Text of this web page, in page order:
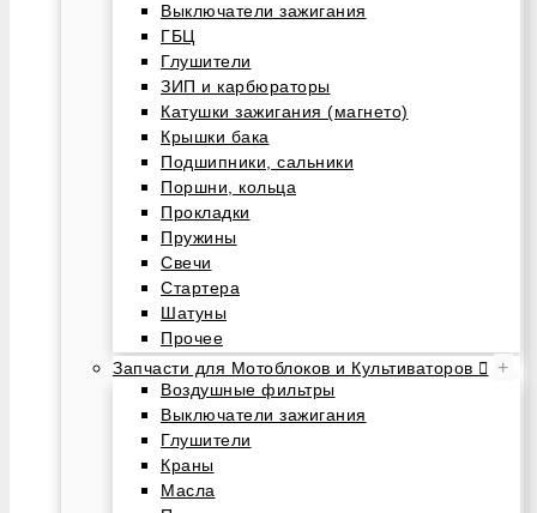
Выключатели зажигания
ГБЦ
Глушители
ЗИП и карбюраторы
Катушки зажигания (магнето)
Крышки бака
Подшипники, сальники
Поршни, кольца
Прокладки
Пружины
Свечи
Стартера
Шатуны
Прочее
Запчасти для Мотоблоков и Культиваторов
+
Воздушные фильтры
Выключатели зажигания
Глушители
Краны
Масла